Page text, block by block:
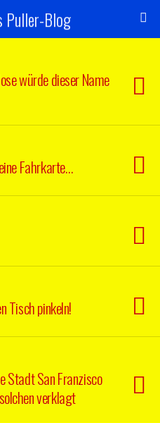
Puller-Blog
würde dieser Name
Fahrkarte…
Tisch pinkeln!
Stadt San Franzisco
verklagt